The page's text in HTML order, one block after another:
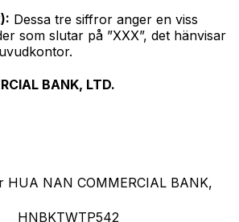
Dessa tre siffror anger en viss
som slutar på ”XXX”, det hänvisar
BANK, LTD.
HUA NAN COMMERCIAL BANK,
HNBKTWTP542